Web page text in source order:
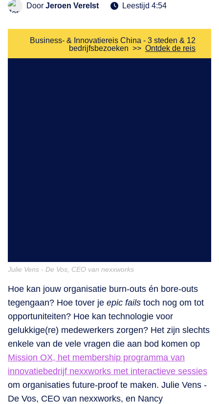
Door Jeroen Verelst Leestijd 4:54
Business- & Innovatiereis China - 3 steden & 12
bedrijfsbezoeken >> Ontdek de reis
Julie Vens - De Vos, CEO van nexxworks
Hoe kan jouw organisatie burn-outs én bore-outs
tegengaan? Hoe tover je epic fails toch nog om tot
opportuniteiten? Hoe kan technologie voor
gelukkige(re) medewerkers zorgen? Het zijn slechts
enkele van de vele vragen die aan bod komen op
Mission OX, het membership programma van
innovatiebedrijf nexxworks met interactieve sessies
om organisaties future-proof te maken. Julie Vens -
De Vos, CEO van nexxworks, en Nancy